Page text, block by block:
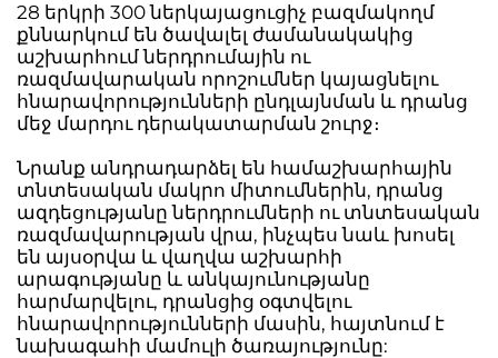
28 երկրի 300 ներկայացուցիչ բազմակողմ
քննարկում են ծավալել ժամանակակից
աշխարհում ներդրումային ու
ռազմավարական որոշումներ կայացնելու
հնարավորությունների ընդլայնման և դրանց
մեջ մարդու դերակատարման շուրջ։
Նրանք անդրադարձել են համաշխարհային
տնտեսական մակրո միտումներին, դրանց
ազդեցությանը ներդրումների ու տնտեսական
ռազմավարության վրա, ինչպես նաև խոսել
են այսօրվա և վաղվա աշխարհի
արագությանը և անկայունությանը
հարմարվելու, դրանցից օգտվելու
հնարավորությունների մասին, հայտնում է
նախագահի մամուլի ծառայությունը: